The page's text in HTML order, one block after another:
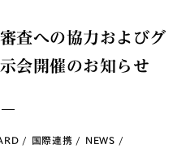
査への協力およびグ
会開催のお知らせ
国際連携 NEWS